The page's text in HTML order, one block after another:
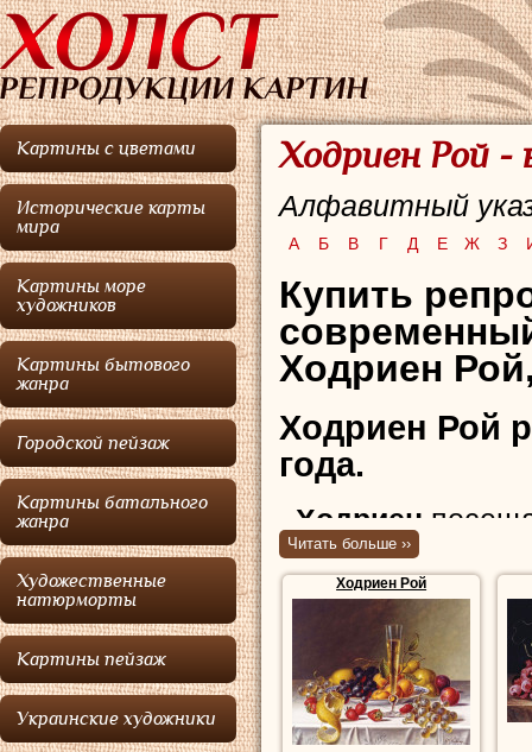
Картины с цветами
Исторические карты
мира
Картины море
художников
Картины бытового
жанра
Городской пейзаж
Картины батального
жанра
Художественные
натюрморты
Картины пейзаж
Украинские художники
Ходриен Рой -
Алфавитный
А Б В Г Д Е Ж З
Купить
Ходриен
Ходриен Рой
года.
Ходриен
серьезный
закончил курс
увлекся
заказ.
Читать больше ››
Ходриен Рой